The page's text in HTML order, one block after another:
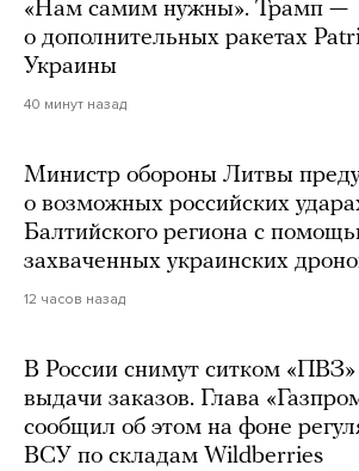
«Нам самим нужны». Трамп —
о дополнительных ракетах
Украины
40 минут назад
Министр обороны Литвы
о возможных российских
Балтийского региона с
захваченных украинских
12 часов назад
В России снимут ситком «ПВЗ»
выдачи заказов. Глава
сообщил об этом на фоне
ВСУ по складам Wildberries